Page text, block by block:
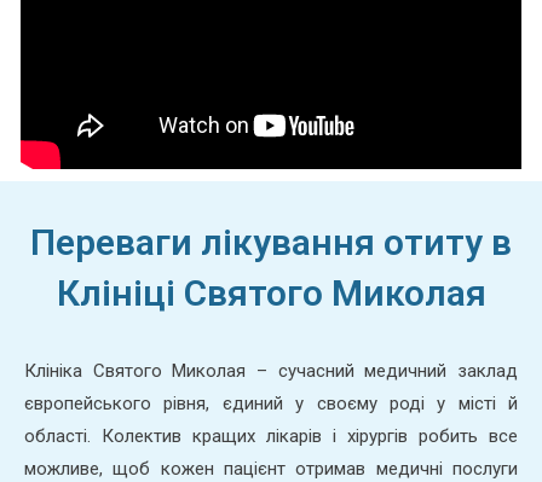
Переваги лікування отиту в
Клініці Святого Миколая
Клініка Святого Миколая – сучасний медичний заклад
європейського рівня, єдиний у своєму роді у місті й
області. Колектив кращих лікарів і хірургів робить все
можливе, щоб кожен пацієнт отримав медичні послуги